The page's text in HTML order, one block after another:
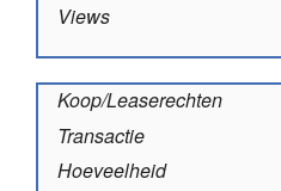
Views
Koop/Leaserechten
Transactie
Hoeveelheid